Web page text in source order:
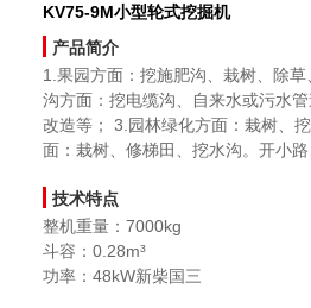
KV75-9M小型轮式挖掘机
产品简介
1.果园方面：挖施肥沟、栽树、除
沟方面：挖电缆沟、自来水或污水
改造等； 3.园林绿化方面：栽树、
面：栽树、修梯田、挖水沟。开小路
技术特点
整机重量：7000kg
斗容：0.28m³
功率：48kW新柴国三